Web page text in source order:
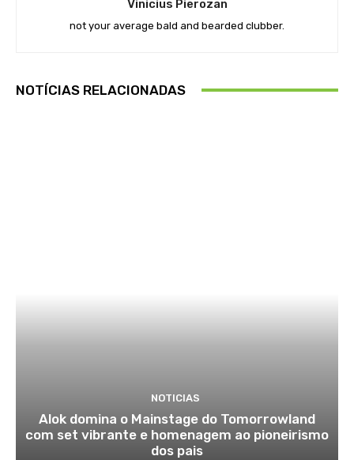
Vinicius Pierozan
not your average bald and bearded clubber.
NOTÍCIAS RELACIONADAS
NOTICIAS
Alok domina o Mainstage do Tomorrowland
com set vibrante e homenagem ao pioneirismo
dos pais